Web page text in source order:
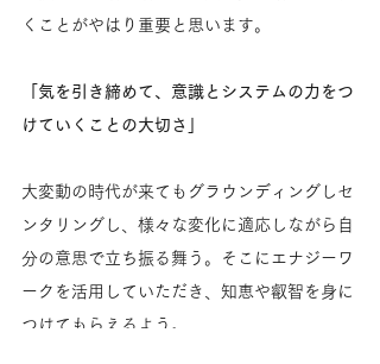
くことがやはり重要と思います。
「気を引き締めて、意識とシステムの力をつ
けていくことの大切さ」
大変動の時代が来てもグラウンディングしセ
ンタリングし、様々な変化に適応しながら自
分の意思で立ち振る舞う。そこにエナジーワ
ークを活用していただき、知恵や叡智を身に
つけてもらえるよう。